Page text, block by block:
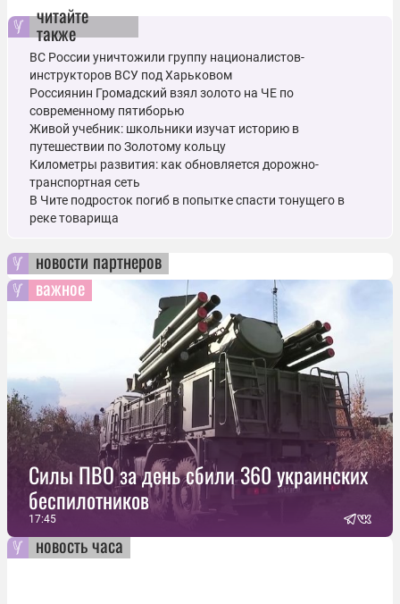
читайте
также
ВС России уничтожили группу националистов-
инструкторов ВСУ под Харьковом
Россиянин Громадский взял золото на ЧЕ по
современному пятиборью
Живой учебник: школьники изучат историю в
путешествии по Золотому кольцу
Километры развития: как обновляется дорожно-
транспортная сеть
В Чите подросток погиб в попытке спасти тонущего в
реке товарища
новости партнеров
важное
Силы ПВО за день сбили 360 украинских
беспилотников
17:45
новость часа